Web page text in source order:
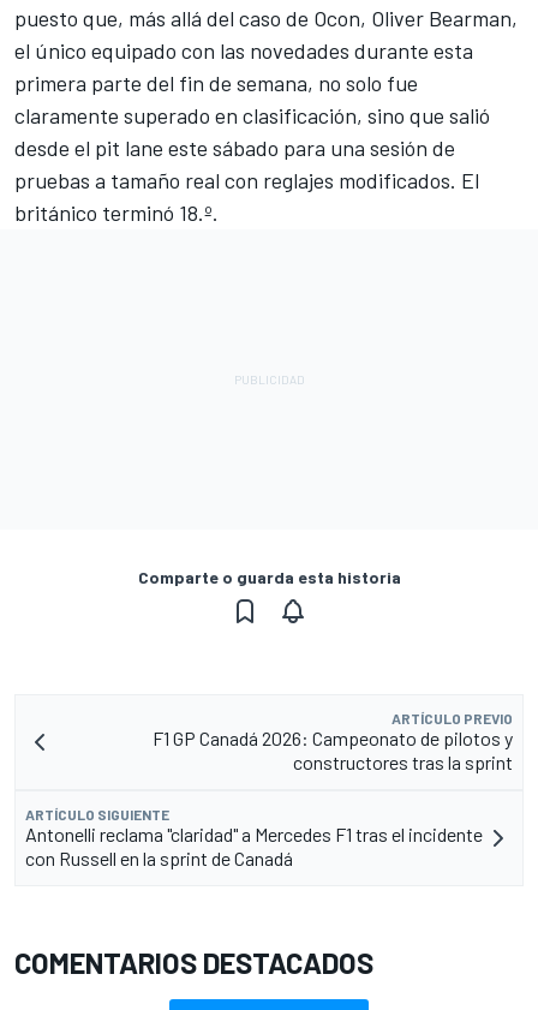
puesto que, más allá del caso de Ocon, Oliver Bearman,
el único equipado con las novedades durante esta
primera parte del fin de semana, no solo fue
claramente superado en clasificación, sino que salió
desde el pit lane este sábado para una sesión de
pruebas a tamaño real con reglajes modificados. El
británico terminó 18.º.
Comparte o guarda esta historia
ARTÍCULO PREVIO
F1 GP Canadá 2026: Campeonato de pilotos y
constructores tras la sprint
ARTÍCULO SIGUIENTE
Antonelli reclama "claridad" a Mercedes F1 tras el incidente
con Russell en la sprint de Canadá
COMENTARIOS DESTACADOS